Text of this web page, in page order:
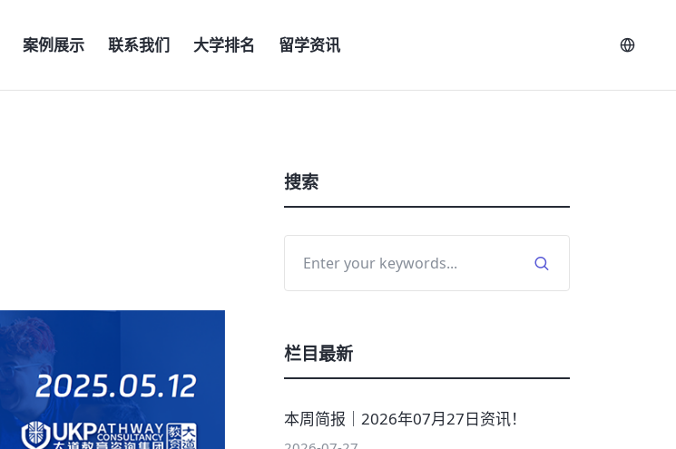
案例展示 联系我们 大学排名 留学资讯
搜索
栏目最新
本周简报｜2026年07月27日资讯！